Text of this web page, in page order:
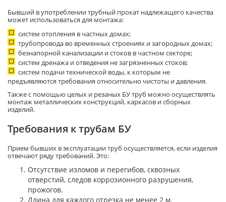
Бывший в употреблении трубный прокат надлежащего качества
может использоваться для монтажа:
систем отопления в частных домах;
трубопровода во временных строениях и загородных домах;
безнапорной канализации и стоков в частном секторе;
систем дренажа и отведения не загрязненных стоков;
систем подачи технической воды, к которым не
предъявляются требования относительно чистоты и давления.
Также с помощью целых и резаных БУ труб можно осуществлять
монтаж металлических конструкций, каркасов и сборных
изделий.
Требования к трубам БУ
Прием бывших в эксплуатации труб осуществляется, если изделия
отвечают ряду требований. Это:
Отсутствие изломов и перегибов, сквозных
отверстий, следов коррозионного разрушения,
прожогов.
Длина для каждого отрезка не менее 2 м.